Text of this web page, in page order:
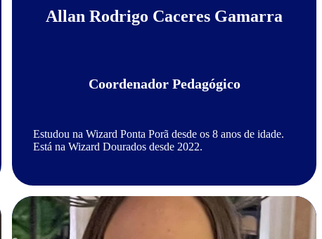
Allan Rodrigo Caceres Gamarra
Coordenador Pedagógico
Estudou na Wizard Ponta Porã desde os 8 anos de idade.
Está na Wizard Dourados desde 2022.